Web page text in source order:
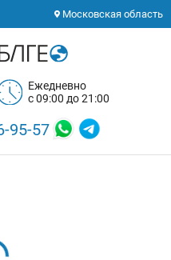
Московская область
Ежедневно
с 09:00 до 21:00
95-57